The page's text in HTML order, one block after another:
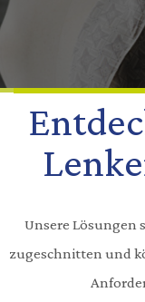
Unsere Lösungen
zugeschnitten und